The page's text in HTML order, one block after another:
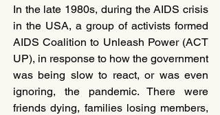
In the late 1980s, during the AIDS crisis
in the USA, a group of activists formed
AIDS Coalition to Unleash Power (ACT
UP), in response to how the government
was being slow to react, or was even
ignoring, the pandemic. There were
friends dying, families losing members,